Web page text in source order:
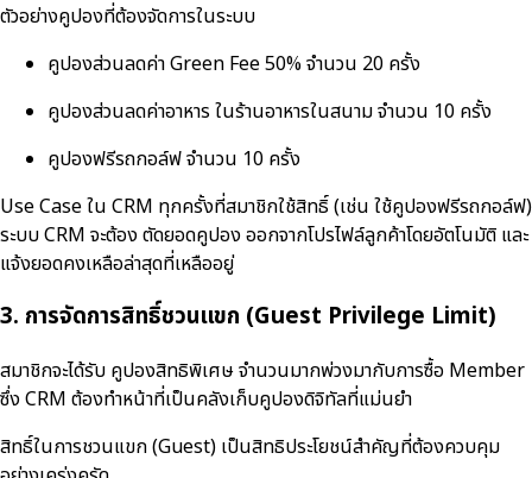
ตัวอย่างคูปองที่ต้องจัดการในระบบ
คูปองส่วนลดค่า Green Fee 50% จำนวน 20 ครั้ง
คูปองส่วนลดค่าอาหาร ในร้านอาหารในสนาม จำนวน 10 ครั้ง
คูปองฟรีรถกอล์ฟ จำนวน 10 ครั้ง
Use Case ใน CRM ทุกครั้งที่สมาชิกใช้สิทธิ์ (เช่น ใช้คูปองฟรีรถกอล์ฟ)
ระบบ CRM จะต้อง ตัดยอดคูปอง ออกจากโปรไฟล์ลูกค้าโดยอัตโนมัติ และ
แจ้งยอดคงเหลือล่าสุดที่เหลืออยู่
3. การจัดการสิทธิ์ชวนแขก (Guest Privilege Limit)
สมาชิกจะได้รับ คูปองสิทธิพิเศษ จำนวนมากพ่วงมากับการซื้อ Member
ซึ่ง CRM ต้องทำหน้าที่เป็นคลังเก็บคูปองดิจิทัลที่แม่นยำ
สิทธิ์ในการชวนแขก (Guest) เป็นสิทธิประโยชน์สำคัญที่ต้องควบคุม